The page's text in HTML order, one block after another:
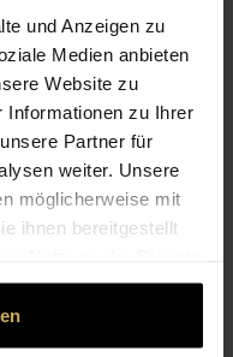
und Anzeigen zu
Medien anbieten
Website zu
Informationen zu Ihrer
Partner für
weiter. Unsere
möglicherweise mit
ihnen bereitgestellt